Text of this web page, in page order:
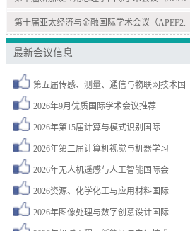
第十届亚太经济与金融国际学术会议（APEF2.
最新会议信息
第五届传感、测量、通信与物联网技术国
2026年9月优质国际学术会议推荐
2026年第15届计算与模式识别国际
2026年第二届计算机视觉与机器学习
2026年无人机遥感与人工智能国际会
2026资源、化学化工与应用材料国际
2026年图像处理与数字创意设计国际